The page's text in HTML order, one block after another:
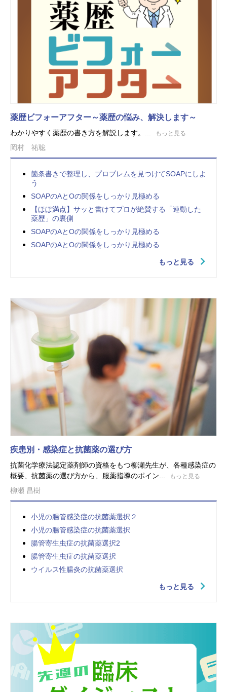
薬歴ビフォーアフター～薬歴の悩み、解決します～
わかりやすく薬歴の書き方を解説します。... もっと見る
岡村 祐聡
箇条書きで整理し、プロブレムを見つけてSOAPにしよ
う
SOAPのAとOの関係をしっかり見極める
【ほぼ満点】サッと書けてプロが絶賛する「連動した
薬歴」の裏側
SOAPのAとOの関係をしっかり見極める
SOAPのAとOの関係をしっかり見極める
もっと見る
疾患別・感染症と抗菌薬の選び方
抗菌化学療法認定薬剤師の資格をもつ柳瀬先生が、各種感染症の
概要、抗菌薬の選び方から、服薬指導のポイン...
もっと見る
柳瀬 昌樹
小児の腸管感染症の抗菌薬選択２
小児の腸管感染症の抗菌薬選択
腸管寄生虫症の抗菌薬選択2
腸管寄生虫症の抗菌薬選択
ウイルス性腸炎の抗菌薬選択
もっと見る